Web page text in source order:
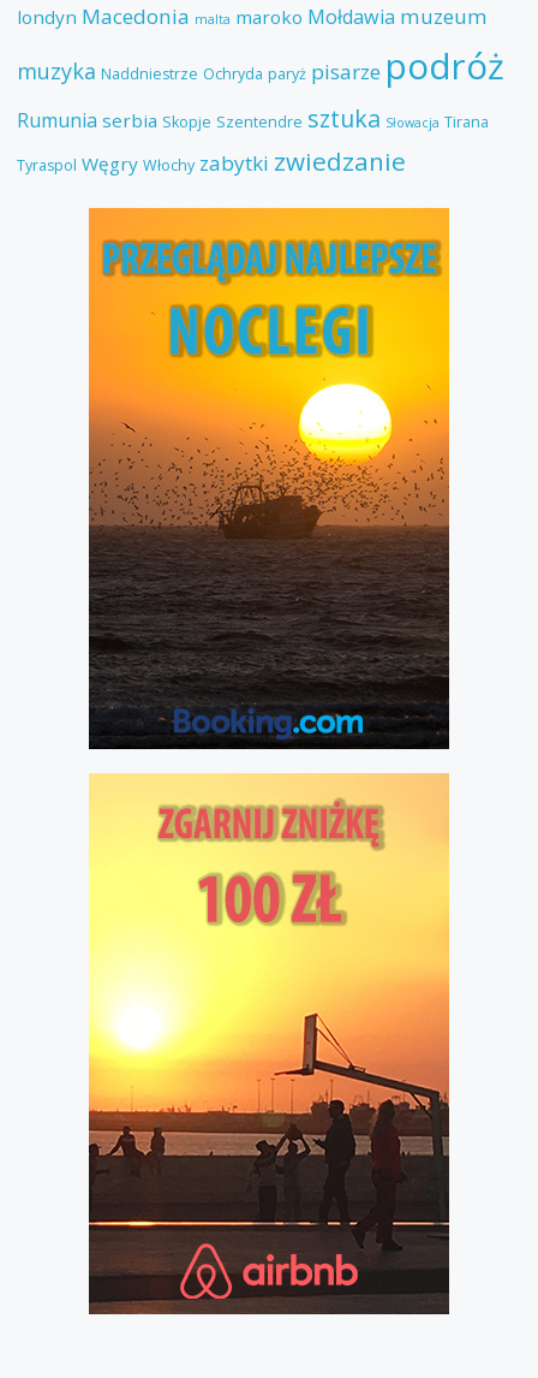
londyn Macedonia malta maroko Mołdawia muzeum
muzyka Naddniestrze Ochryda paryż pisarze podróż
Rumunia serbia Skopje Szentendre sztuka Słowacja Tirana
Tyraspol Węgry Włochy zabytki zwiedzanie